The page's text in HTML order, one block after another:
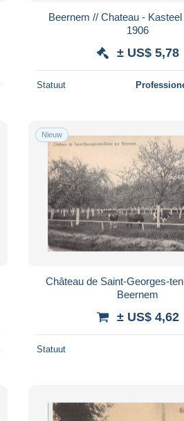
Beernem // Chateau -
1906
± US$ 5,78
Statuut
Nieuw
Château de Saint-Georges-
Beernem
± US$ 4,62
Statuut